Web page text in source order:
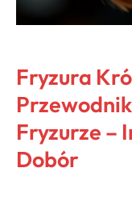
Fryzura
Fryzurze –
Dobór